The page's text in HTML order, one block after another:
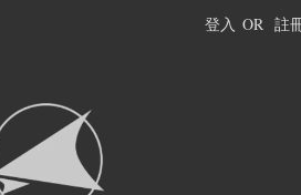
登入 OR 註